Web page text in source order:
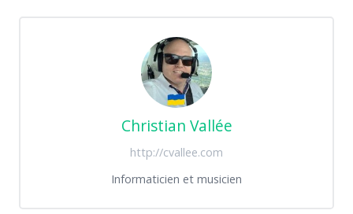
Christian Vallée
http://cvallee.com
Informaticien et musicien